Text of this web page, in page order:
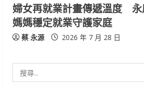
婦女再就業計畫傳遞溫度 永
媽媽穩定就業守護家庭
蔡 永源 2026 年 7 月 28 日
尋